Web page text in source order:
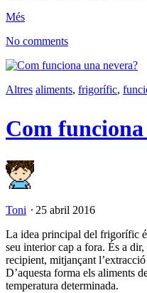
Més
No comments
Altres aliments, frigorífic,
Com
Toni ⋅ 25 abril 2016
La idea principal del frigorífic
seu interior cap a fora. És a dir,
recipient, mitjançant
D’aquesta forma els aliments
temperatura determinada.